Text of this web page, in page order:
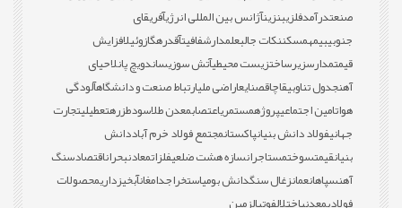
صنعتدرآمدفلزیبنزینآژانس بین المللی انرژیآفریقای
جنوبیبیمهمسکننکات جالبعلمدارشفافیتآقدرهگازوئیلافزایش
قیمتمدارسزیرساختزیست محیطیآتش سوزیساندویچ پانلاحیای
آهنجدول تناوبیقاچاقصنایعاراضی ملیارتباط صنعت و دانشگاهآلودگی
هواتامین اجتماعیپروژهمستمریاعتصابمعدن طلاسودطزرهتعطیلیتجارت
جهانیفولاد دانش بنیانپاکستانمجتمع فولاد خرم آباددانش
بنیانقیمتسوختمستاجرانسازه هشت ضلعیفلزاتمعادنبحراناقتصادسنگ
آهنسپاهانعمانزغال سنگدانش بومیاستخراجدامغانآبخیزداریمحصولات